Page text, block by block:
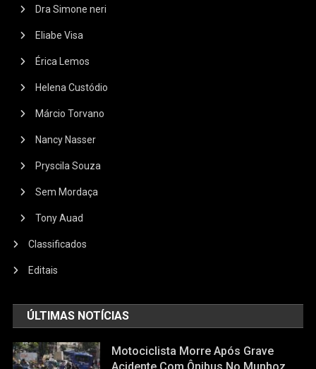
Dra Simone neri
Eliabe Visa
Érica Lemos
Helena Custódio
Márcio Torvano
Nancy Nasser
Pryscila Souza
Sem Mordaça
Tony Auad
Classificados
Editais
ÚLTIMAS NOTÍCIAS
Motociclista Morre Após Grave